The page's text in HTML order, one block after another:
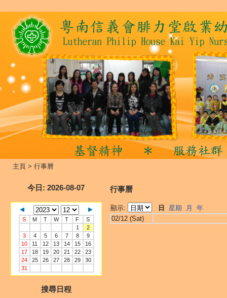
主頁 > 行事曆
今日 : 2026-08-07
S M T W T F
S
1
2
3
4 5 6 7 8
9
10
11 12 13 14 15
16
17
18 19 20 21 22
23
24
25 26 27 28 29
30
31
搜尋日程
行事曆
顯示: 日 星期 月
年
02/12 (Sat)